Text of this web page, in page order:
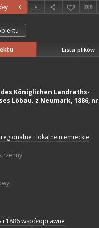
Lista plików
Königlichen Landraths-
Löbau. z Neumark, 1886, nr
i lokalne niemieckie
i 1886 współoprawne